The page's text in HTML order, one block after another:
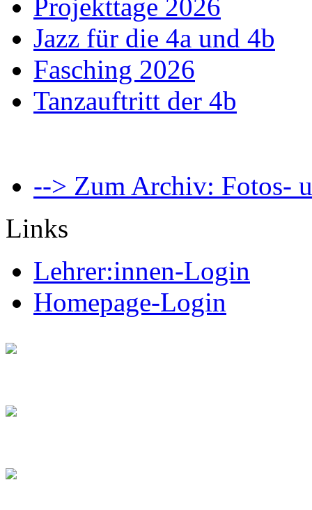
Projekttage 2026
Jazz für die 4a und 4b
Fasching 2026
Tanzauftritt der 4b
--> Zum Archiv: Fotos-
Links
Lehrer:innen-Login
Homepage-Login